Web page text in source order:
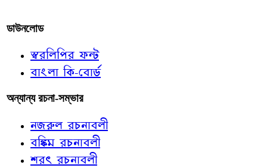
ডাউনলোড
স্বরলিপির ফন্ট
বাংলা কি-বোর্ড
অন্যান্য রচনা-সম্ভার
নজরুল রচনাবলী
বঙ্কিম রচনাবলী
শরৎ রচনাবলী